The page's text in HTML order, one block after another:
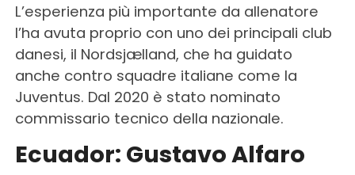
L’esperienza più importante da allenatore
l’ha avuta proprio con uno dei principali club
danesi, il Nordsjælland, che ha guidato
anche contro squadre italiane come la
Juventus. Dal 2020 è stato nominato
commissario tecnico della nazionale.
Ecuador: Gustavo Alfaro